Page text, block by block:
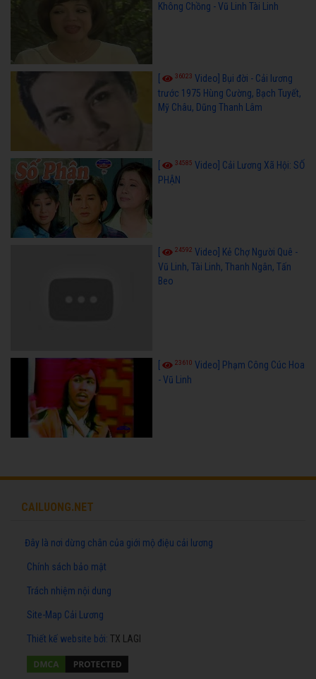
Không Chồng - Vũ Linh Tài Linh
36023 Video] Bụi đời - Cải lương
trước 1975 Hùng Cường, Bạch Tuyết,
Mỹ Châu, Dũng Thanh Lâm
34585 Video] Cải Lương Xã Hội: SỐ
PHẬN
24592 Video] Kẻ Chợ Người Quê -
Vũ Linh, Tài Linh, Thanh Ngân, Tấn
Beo
23610 Video] Phạm Công Cúc Hoa
- Vũ Linh
CAILUONG.NET
Đây là nơi dừng chân của giới mộ điệu cải lương
Chính sách bảo mật
Trách nhiệm nội dung
Site-Map Cải Lương
Thiết kế website bởi: TX LAGI